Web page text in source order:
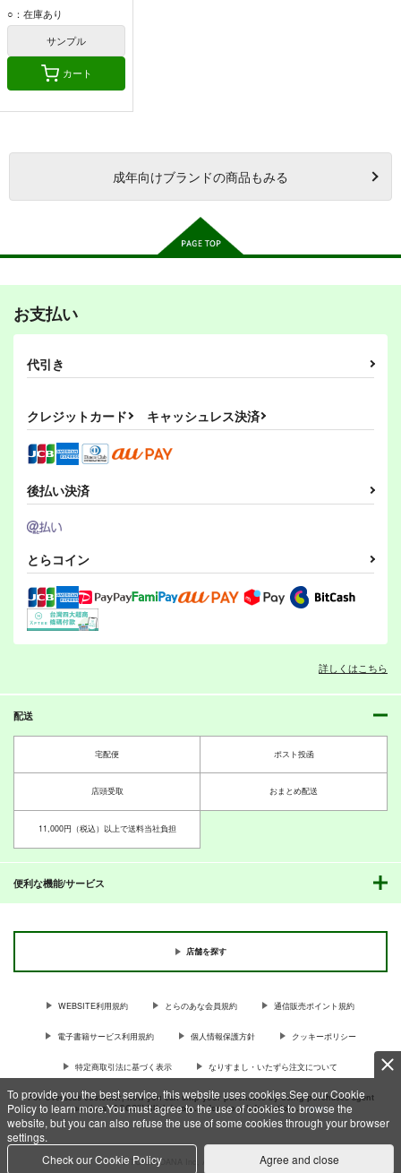
To provide you the best service, this website uses cookies.See our Cookie
Policy to learn more.You must agree to the use of cookies to browse the
website, but you can also refuse the use of some cookies through your browser
settings.
Check our Cookie Policy
Agree and close
○：在庫あり
サンプル
カート
成年向けブランドの商品もみる
お支払い
代引き
クレジットカード キャッシュレス決済
後払い決済
とらコイン
詳しくはこちら
配送
宅配便 ポスト投函
店頭受取 おまとめ配送
11,000円（税込）以上で送料当社負担
便利な機能/サービス
店舗を探す
WEBSITE利用規約 とらのあな会員規約 通信販売ポイント規約
電子書籍サービス利用規約 個人情報保護方針 クッキーポリシー
特定商取引法に基づく表示 なりすまし・いたずら注文について
For Overseas customer, now you can ship your purchases by using purchases agent
services “AOCS”! Click {more…} for more information …more
c TORANOANA Inc, All Rights Reserved.